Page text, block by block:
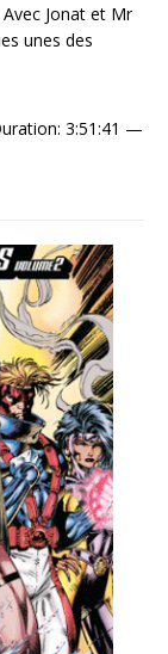
Jonat et Mr
unes des
3:51:41 —